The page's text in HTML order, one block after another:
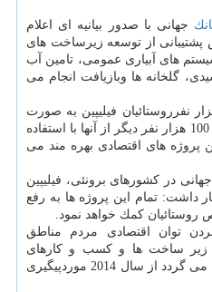
جهانی با صدور بیانیه ای اعلام
از توسعه زیرساخت های
های آبیاری عمومی، تامین آب
گلخانه ها وبازیافت انجام می
این گزارش بیش از 400 هزار نفرروستائیان فیلیپین به صورت
مستقیم از پروژه های زیربنایی و 100 هزار نفر دیگر از آنها با استفاده
پروژه های اقتصادی بهره مند می
جهانی در كشورهای برونئی، فیلیپین
داشت: تمام این پروژه ها به رفع
روستائیان كمك خواهد نمود.
توان اقتصادی مردم مناطق
زیر ساخت ها و كسب و كارهای
كوچك كه 2 میلیون نفر را شامل می گردد از سال 2014 موردپیگیری